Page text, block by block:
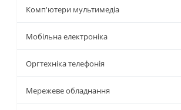
Комп'ютери мультимедіа
Мобільна електроніка
Оргтехніка телефонія
Мережеве обладнання